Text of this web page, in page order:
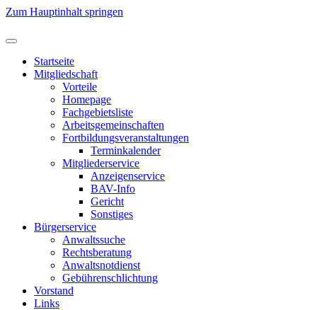
Zum Hauptinhalt springen
Startseite
Mitgliedschaft
Vorteile
Homepage
Fachgebietsliste
Arbeitsgemeinschaften
Fortbildungsveranstaltungen
Terminkalender
Mitgliederservice
Anzeigenservice
BAV-Info
Gericht
Sonstiges
Bürgerservice
Anwaltssuche
Rechtsberatung
Anwaltsnotdienst
Gebührenschlichtung
Vorstand
Links